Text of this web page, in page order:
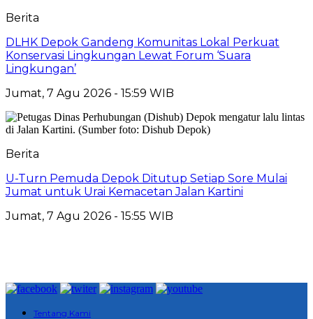
Berita
DLHK Depok Gandeng Komunitas Lokal Perkuat
Konservasi Lingkungan Lewat Forum ‘Suara
Lingkungan’
Jumat, 7 Agu 2026 - 15:59 WIB
Berita
U-Turn Pemuda Depok Ditutup Setiap Sore Mulai
Jumat untuk Urai Kemacetan Jalan Kartini
Jumat, 7 Agu 2026 - 15:55 WIB
Tentang Kami